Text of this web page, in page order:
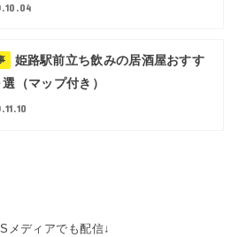
姫路駅前立ち飲みの居酒屋おすす
（マップ付き）
メディアでも配信↓